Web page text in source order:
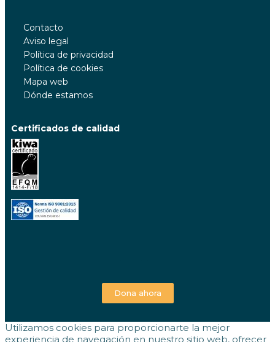
Contacto
Aviso legal
Política de privacidad
Política de cookies
Mapa web
Dónde estamos
Certificados de calidad
Dona ahora
Utilizamos cookies para proporcionarte la mejor
experiencia de navegación en nuestro sitio web, ofrecer